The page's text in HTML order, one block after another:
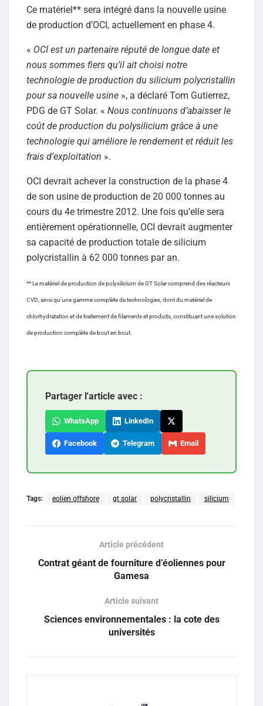
Ce matériel** sera intégré dans la nouvelle usine
de production d’OCI, actuellement en phase 4.
« OCI est un partenaire réputé de longue date et
nous sommes fiers qu’il ait choisi notre
technologie de production du silicium polycristallin
pour sa nouvelle usine », a déclaré Tom Gutierrez,
PDG de GT Solar. « Nous continuons d’abaisser le
coût de production du polysilicium grâce à une
technologie qui améliore le rendement et réduit les
frais d’exploitation ».
OCI devrait achever la construction de la phase 4
de son usine de production de 20 000 tonnes au
cours du 4e trimestre 2012. Une fois qu’elle sera
entièrement opérationnelle, OCI devrait augmenter
sa capacité de production totale de silicium
polycristallin à 62 000 tonnes par an.
** Le matériel de production de polysilicium de GT Solar comprend des réacteurs
CVD, ainsi qu’une gamme complète de technologies, dont du matériel de
chlorhydratation et de traitement de filaments et produits, constituant une solution
de production complète de bout en bout.
Partager l'article avec :
WhatsApp LinkedIn
Facebook Telegram Email
Tags: eolien offshore gt solar polycristallin silicium
Article précédent
Contrat géant de fourniture d’éoliennes pour
Gamesa
Article suivant
Sciences environnementales : la cote des
universités